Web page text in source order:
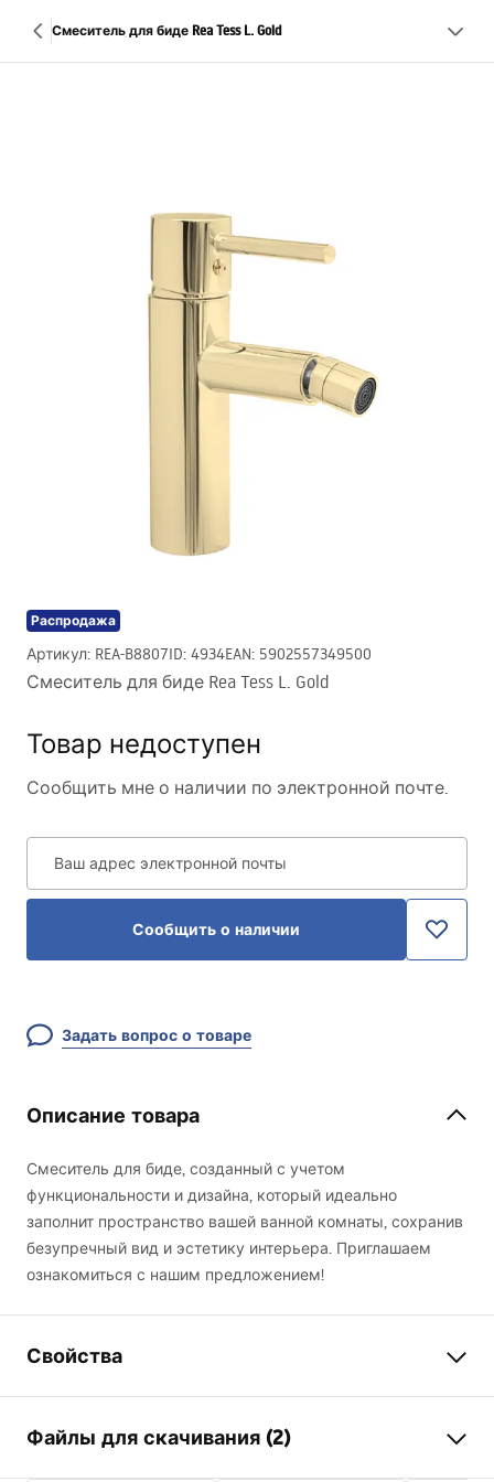
Смеситель для биде Rea Tess L. Gold
Распродажа
Артикул: REA-B8807ID: 4934EAN: 5902557349500
Смеситель для биде Rea Tess L. Gold
Товар недоступен
Сообщить мне о наличии по электронной почте.
Ваш адрес электронной почты
Сообщить о наличии
Задать вопрос о товаре
Описание товара
Смеситель для биде, созданный с учетом
функциональности и дизайна, который идеально
заполнит пространство вашей ванной комнаты, сохранив
безупречный вид и эстетику интерьера. Приглашаем
ознакомиться с нашим предложением!
Свойства
Способ монтажа
Напольный
Файлы для скачивания (2)